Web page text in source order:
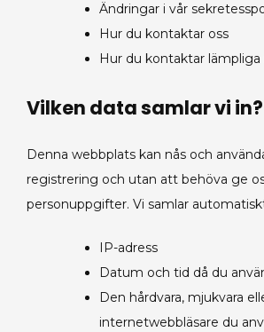
Ändringar i vår
Hur du kontaktar oss
Hur du kontaktar
Vilken data samlar vi in?
Denna webbplats kan nås och
registrering och utan att behöva ge
personuppgifter. Vi samlar
IP-adress
Datum och tid då du
Den hårdvara, mjukvara
internetwebbläsare du